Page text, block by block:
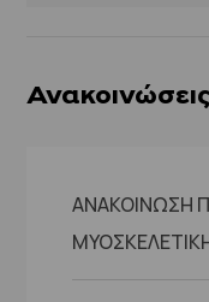
ΑΝΑΚΟΙΝΩΣΗ